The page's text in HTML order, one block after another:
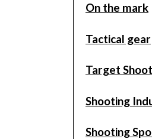
On the mark
Tactical gear
Target
Shooting
Shooting